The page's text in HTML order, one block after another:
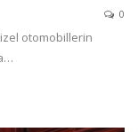
0
otomobillerin